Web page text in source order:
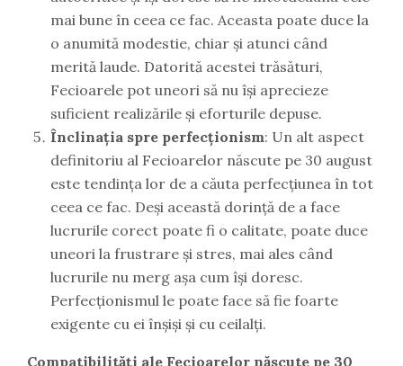
mai bune în ceea ce fac. Aceasta poate duce la
o anumită modestie, chiar și atunci când
merită laude. Datorită acestei trăsături,
Fecioarele pot uneori să nu își aprecieze
suficient realizările și eforturile depuse.
Înclinația spre perfecționism: Un alt aspect
definitoriu al Fecioarelor născute pe 30 august
este tendința lor de a căuta perfecțiunea în tot
ceea ce fac. Deși această dorință de a face
lucrurile corect poate fi o calitate, poate duce
uneori la frustrare și stres, mai ales când
lucrurile nu merg așa cum își doresc.
Perfecționismul le poate face să fie foarte
exigente cu ei înșiși și cu ceilalți.
Compatibilități ale Fecioarelor născute pe 30